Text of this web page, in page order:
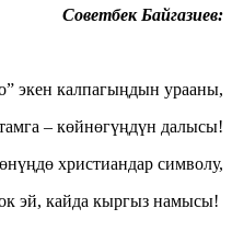
Советбек Байгазиев:
экен калпагыңдын урааны,
– көйнөгүңдүн далысы!
христиандар символу,
эй, кайда кыргыз намысы!